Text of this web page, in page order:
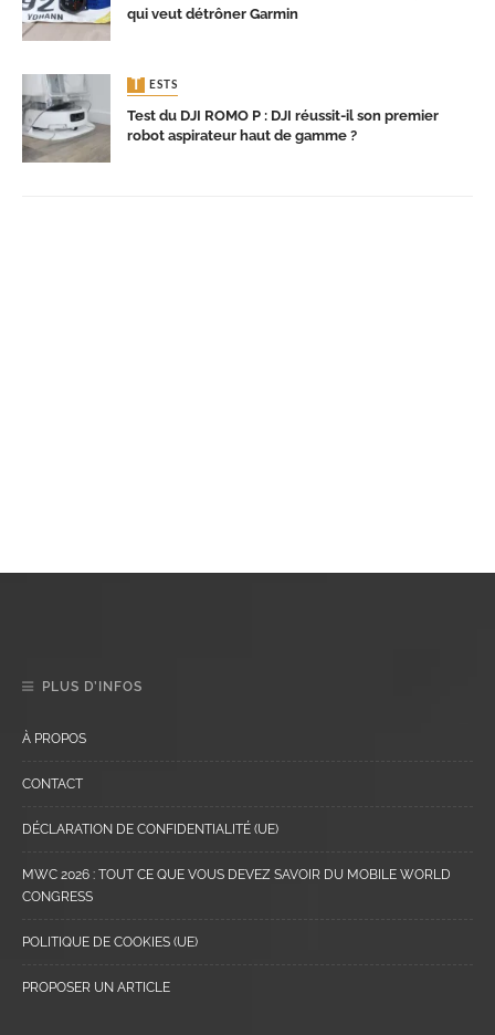
qui veut détrôner Garmin
TESTS
Test du DJI ROMO P : DJI réussit-il son premier
robot aspirateur haut de gamme ?
PLUS D’INFOS
À PROPOS
CONTACT
DÉCLARATION DE CONFIDENTIALITÉ (UE)
MWC 2026 : TOUT CE QUE VOUS DEVEZ SAVOIR DU MOBILE WORLD
CONGRESS
POLITIQUE DE COOKIES (UE)
PROPOSER UN ARTICLE